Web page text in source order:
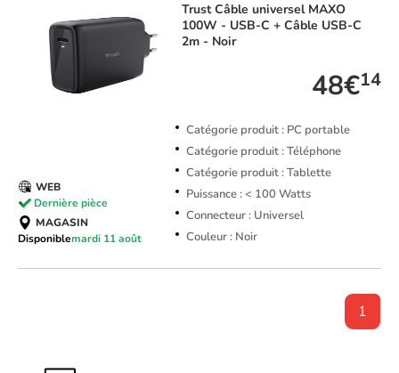
TrustCâble universel MAXO
100W - USB-C + Câble USB-C
2m - Noir
48€14
Catégorie produit : PC portable
Catégorie produit : Téléphone
Catégorie produit : Tablette
Puissance : < 100 Watts
Connecteur : Universel
Couleur : Noir
WEB
Dernière pièce
MAGASIN
Disponiblemardi 11 août
1